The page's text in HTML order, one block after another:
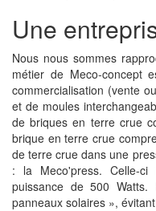
Une
Nous nous sommes
métier de Meco-concept
commercialisation (vente
et de moules
de briques en terre crue
brique en terre crue
de terre crue dans une
: la Meco'press. Celle-
puissance de 500
panneaux solaires »,